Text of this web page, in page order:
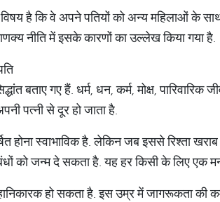
विषय है कि वे अपने पतियों को अन्य महिलाओं
नीति में इसके कारणों का उल्लेख किया गया है.
बताए गए हैं. धर्म, धन, कर्म, मोक्ष,
पत्नी से दूर हो जाता है.
स्वाभाविक है. लेकिन जब इससे रिश्ता खराब
को जन्म दे सकता है. यह हर किसी के लिए एक
हो सकता है. इस उम्र में जागरूकता की